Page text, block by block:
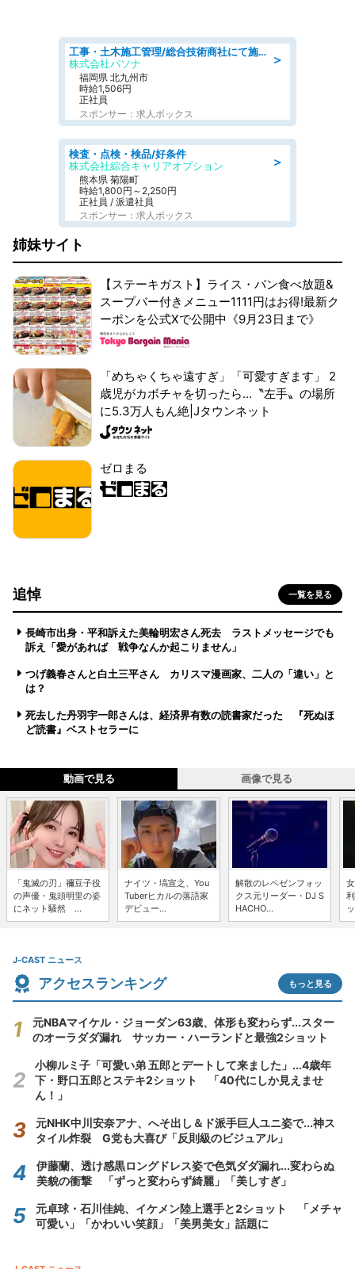
＞
工事・土木施工管理/総合技術商社にて施工管理のお仕事/即日勤務可/車通勤可/工事・土木施工管理/生産・品質管理
株式会社パソナ
福岡県 北九州市
時給1,506円
正社員
スポンサー：求人ボックス
＞
検査・点検・検品/好条件
株式会社綜合キャリアオプション
熊本県 菊陽町
時給1,800円～2,250円
正社員 / 派遣社員
スポンサー：求人ボックス
姉妹サイト
【ステーキガスト】ライス・パン食べ放題&
スープバー付きメニュー1111円はお得!最新ク
ーポンを公式Xで公開中《9月23日まで》
「めちゃくちゃ遠すぎ」「可愛すぎます」 2
歳児がカボチャを切ったら...〝左手〟の場所
に5.3万人もん絶|Jタウンネット
ゼロまる
追悼 一覧を見る
長崎市出身・平和訴えた美輪明宏さん死去 ラストメッセージでも
訴え「愛があれば 戦争なんか起こりません」
つげ義春さんと白土三平さん カリスマ漫画家、二人の「違い」と
は？
死去した丹羽宇一郎さんは、経済界有数の読書家だった 『死ぬほ
ど読書』ベストセラーに
動画で見る 画像で見る
「鬼滅の刃」禰豆子役
の声優・鬼頭明里の姿
にネット騒然 ...
ナイツ・塙宣之、You
Tuberヒカルの落語家
デビュー...
解散のレペゼンフォッ
クス元リーダー・DJ S
HACHO...
J-CAST ニュース
アクセスランキング もっと見る
元NBAマイケル・ジョーダン63歳、体形も変わらず...スター
のオーラダダ漏れ サッカー・ハーランドと最強2ショット
小柳ルミ子「可愛い弟 五郎とデートして来ました」...4歳年
下・野口五郎とステキ2ショット 「40代にしか見えませ
ん！」
元NHK中川安奈アナ、へそ出し＆ド派手巨人ユニ姿で...神ス
タイル炸裂 G党も大喜び「反則級のビジュアル」
伊藤蘭、透け感黒ロングドレス姿で色気ダダ漏れ...変わらぬ
美貌の衝撃 「ずっと変わらず綺麗」「美しすぎ」
元卓球・石川佳純、イケメン陸上選手と2ショット 「メチャ
可愛い」「かわいい笑顔」「美男美女」話題に